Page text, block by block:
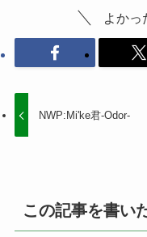
よかっ
NWP:Mi'ke君-Odor-
この記事を書い